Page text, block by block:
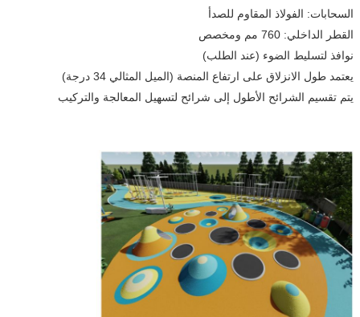
السحابات: الفولاذ المقاوم للصدأ
القطر الداخلي: 760 مم ومخصص
نوافذ لتسليط الضوء (عند الطلب)
يعتمد طول الانزلاق على ارتفاع المنصة (الميل المثالي 34 درجة)
يتم تقسيم الشرائح الأطول إلى شرائح لتسهيل المعالجة والتركيب